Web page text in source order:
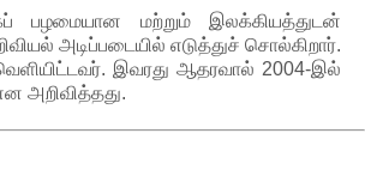
பழமையான மற்றும் இலக்கியத்துடன்
அடிப்படையில் எடுத்துச் சொல்கிறார்.
இவரது ஆதரவால் 2004-இல்
அறிவித்தது.